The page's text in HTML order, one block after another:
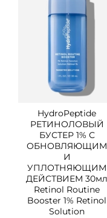
HydroPeptide
РЕТИНОЛОВЫЙ
БУСТЕР 1% С
ОБНОВЛЯЮЩИМ
И
УПЛОТНЯЮЩИМ
ДЕЙСТВИЕМ 30мл
Retinol Routine
Booster 1% Retinol
Solution